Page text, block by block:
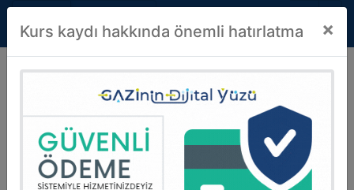
☰ Gazi University Select
English Academic
Writing Courses
Kurs kaydı hakkında önemli hatırlatma ×